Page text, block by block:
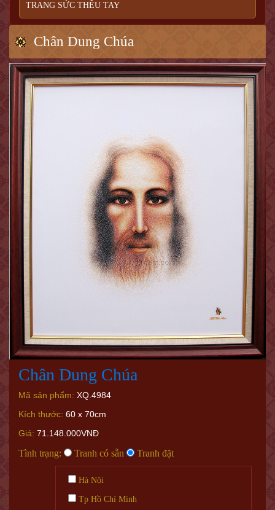
TRANG SỨC THÊU TAY
Chân Dung Chúa
Chân Dung Chúa
Mã sản phẩm: XQ.4984
Kích thước: 60 x 70cm
Giá: 71.148.000VNĐ
Tình trạng: Tranh có sẵn Tranh đặt
Hà Nội
Tp Hồ Chí Minh